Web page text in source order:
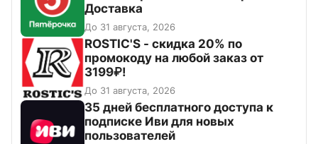
Доставка
До 31 августа, 2026
ROSTIC'S - скидка 20% по
промокоду на любой заказ от
3199₽!
До 31 августа, 2026
35 дней бесплатного доступа к
подписке Иви для новых
пользователей